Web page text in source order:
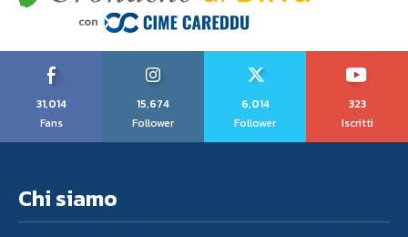
31,014
Fans
15,674
Follower
6,014
Follower
323
Iscritti
Chi siamo